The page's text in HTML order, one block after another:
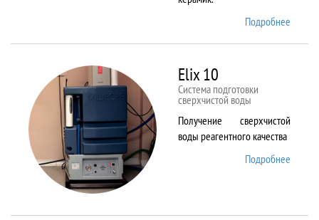
Подробнее
Elix 10
Cистема подготовки
сверхчистой воды
Получение сверхчистой
воды реагентного качества
Подробнее